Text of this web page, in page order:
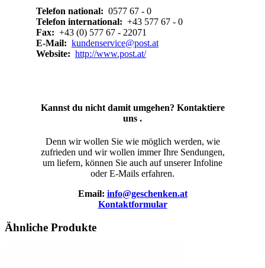
Telefon national: 0577 67 - 0
Telefon international: +43 577 67 - 0
Fax: +43 (0) 577 67 - 22071
E-Mail: kundenservice@post.at
Website: http://www.post.at/
Kannst du nicht damit umgehen? Kontaktiere
uns .
Denn wir wollen Sie wie möglich werden, wie
zufrieden und wir wollen immer Ihre Sendungen,
um liefern, können Sie auch auf unserer Infoline
oder E-Mails erfahren.
Email: info@geschenken.at
Kontaktformular
Ähnliche Produkte